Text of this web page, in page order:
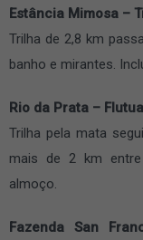
Estância Mimosa –
Trilha de 2,8 km
banho e mirantes.
Rio da Prata –
Trilha pela mata
mais de 2 km entre
almoço.
Fazenda San